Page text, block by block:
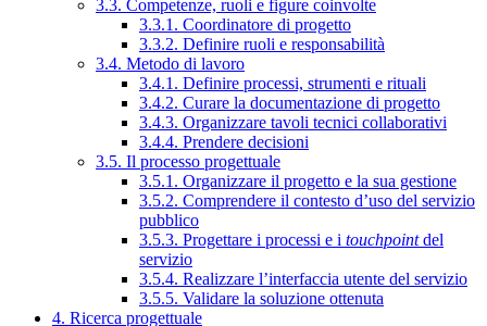
3.3. Competenze, ruoli e figure coinvolte
3.3.1. Coordinatore di progetto
3.3.2. Definire ruoli e responsabilità
3.4. Metodo di lavoro
3.4.1. Definire processi, strumenti e rituali
3.4.2. Curare la documentazione di progetto
3.4.3. Organizzare tavoli tecnici collaborativi
3.4.4. Prendere decisioni
3.5. Il processo progettuale
3.5.1. Organizzare il progetto e la sua gestione
3.5.2. Comprendere il contesto d’uso del servizio
pubblico
3.5.3. Progettare i processi e i touchpointdel
servizio
3.5.4. Realizzare l’interfaccia utente del servizio
3.5.5. Validare la soluzione ottenuta
4. Ricerca progettuale